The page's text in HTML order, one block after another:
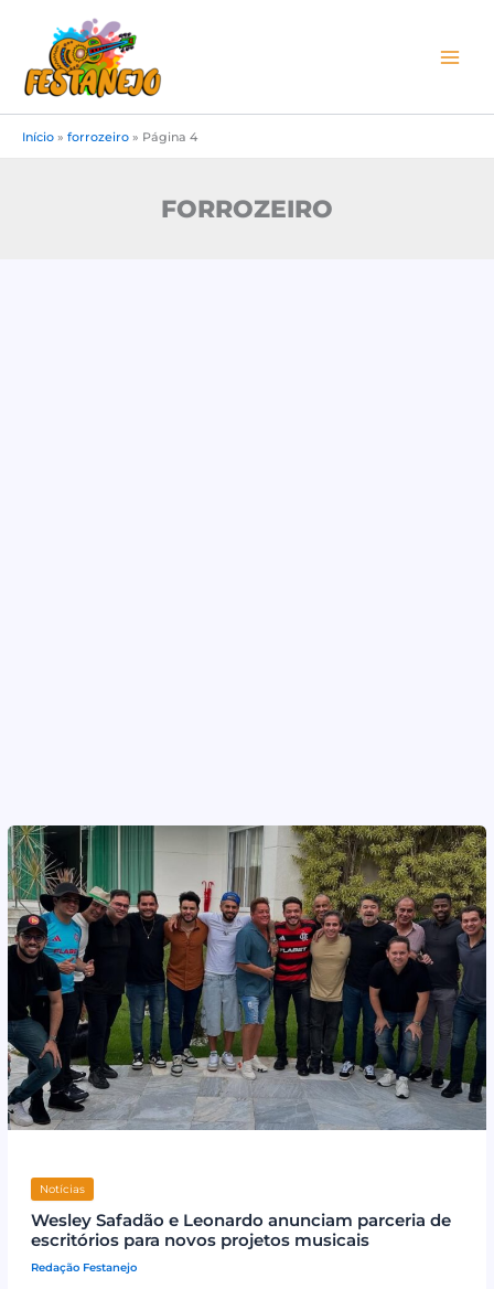
conteúdo
Início » forrozeiro » Página 4
FORROZEIRO
Notícias
Wesley Safadão e Leonardo anunciam parceria de
escritórios para novos projetos musicais
Redação Festanejo